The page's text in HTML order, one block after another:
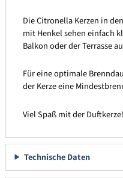
Die Citronella Kerzen in
mit Henkel sehen einfach
Balkon oder der Terrasse
Für eine optimale
der Kerze eine
Viel Spaß mit der Duftkerze!
Technische Daten